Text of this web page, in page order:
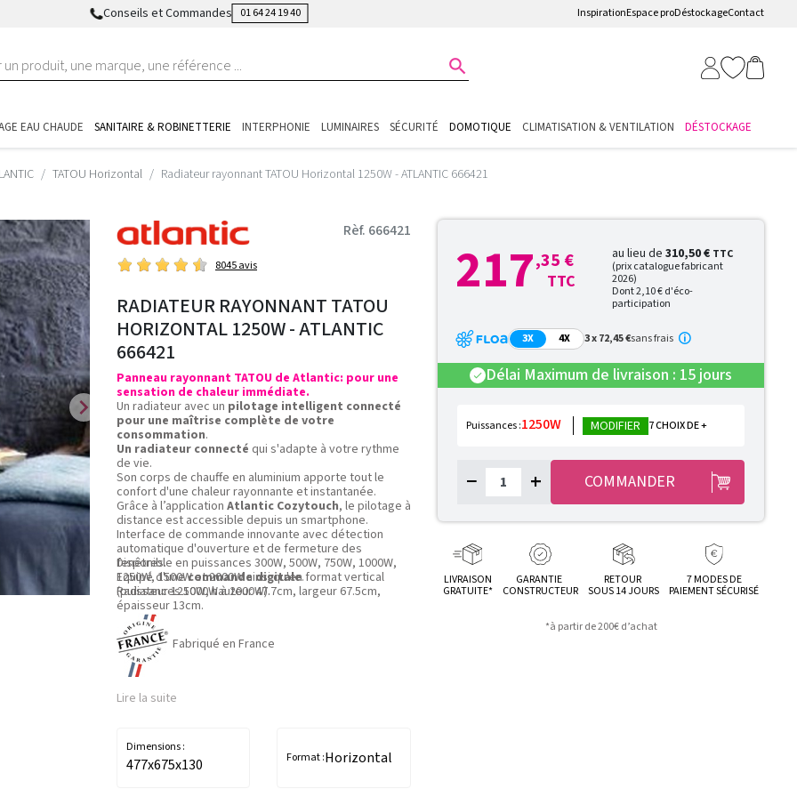
Conseils et Commandes 01 64 24 19 40 InspirationEspace proDéstockageContact

EAU CHAUDE SANITAIRE & ROBINETTERIE INTERPHONIE LUMINAIRES SÉCURITÉ DOMOTIQUE CLIMATISATION & VENTILATION DÉSTOCKAGE
TATOU Horizontal Radiateur rayonnant TATOU Horizontal 1250W - ATLANTIC 666421
chevron_right
Rèf. 666421
8045 avis
RADIATEUR RAYONNANT TATOU
HORIZONTAL 1250W - ATLANTIC
666421
Panneau rayonnant TATOU de Atlantic: pour une
sensation de chaleur immédiate.
Un radiateur avec un pilotage intelligent connecté
pour une maîtrise complète de votre
consommation.
Un radiateur connecté qui s'adapte à votre rythme
de vie.
Son corps de chauffe en aluminium apporte tout le
confort d'une chaleur rayonnante et instantanée.
Grâce à l’application Atlantic Cozytouch, le pilotage à
distance est accessible depuis un smartphone.
Interface de commande innovante avec détection
automatique d'ouverture et de fermeture des
fenêtres.
Equipé d'unecommande digitale.
Radiateur 1250W, hauteur 47.7cm, largeur 67.5cm,
épaisseur 13cm.
Disponible en puissances 300W, 500W, 750W, 1000W,
1250W, 1500W et 2000W ainsi qu'en format vertical
(puissances 1000W à 2000W).
Fabriqué en France
Lire la suite
Dimensions :
477x675x130 Format :Horizontal
217,35 €
TTC
au lieu de 310,50 € TTC
(prix catalogue fabricant
2026)
Dont 2,10 € d'éco-
participation
3X 4X 3 x 72,45 €sans frais
check Délai Maximum de livraison : 15 jours
Puissances :1250W MODIFIER 7 CHOIX DE +
− + COMMANDER
LIVRAISON
GRATUITE*
GARANTIE
CONSTRUCTEUR
RETOUR
SOUS 14 JOURS
7 MODES DE
PAIEMENT SÉCURISÉ
*à partir de 200€ d’achat